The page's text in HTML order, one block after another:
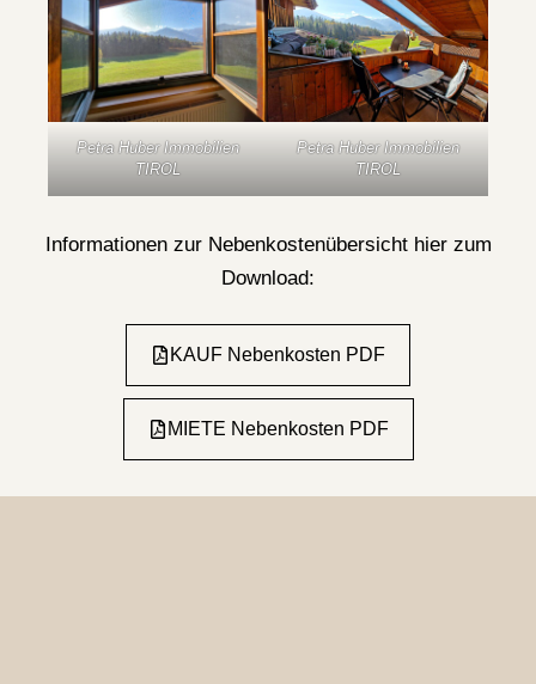
Petra Huber Immobilien
TIROL
Petra Huber Immobilien
TIROL
Informationen zur Nebenkostenübersicht hier zum
Download:
KAUF Nebenkosten PDF
MIETE Nebenkosten PDF